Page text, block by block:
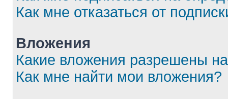
Как мне отказаться от
Вложения
Какие вложения разрешены
Как мне найти мои вложения?